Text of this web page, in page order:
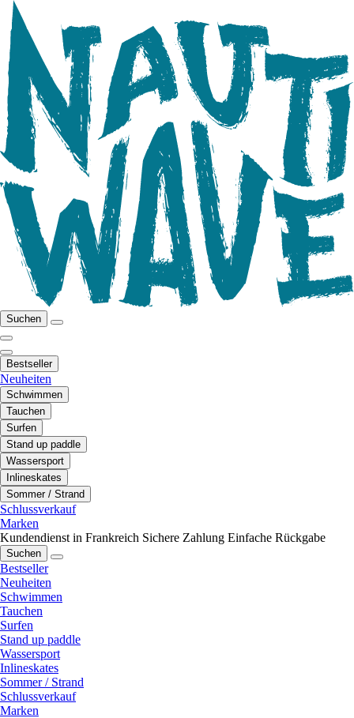
Suchen
Bestseller
Neuheiten
Schwimmen
Tauchen
Surfen
Stand up paddle
Wassersport
Inlineskates
Sommer / Strand
Schlussverkauf
Marken
Kundendienst in Frankreich Sichere Zahlung Einfache Rückgabe
Suchen
Bestseller
Neuheiten
Schwimmen
Tauchen
Surfen
Stand up paddle
Wassersport
Inlineskates
Sommer / Strand
Schlussverkauf
Marken